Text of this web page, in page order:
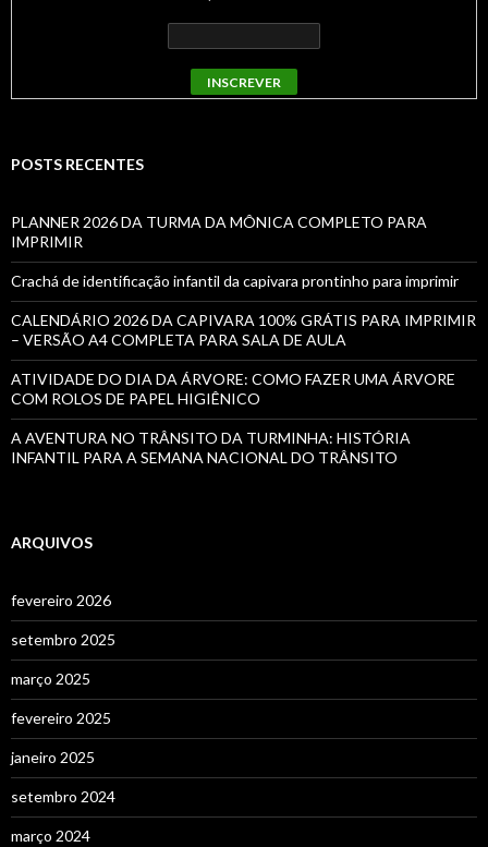
POSTS RECENTES
PLANNER 2026 DA TURMA DA MÔNICA COMPLETO PARA
IMPRIMIR
Crachá de identificação infantil da capivara prontinho para imprimir
CALENDÁRIO 2026 DA CAPIVARA 100% GRÁTIS PARA IMPRIMIR
– VERSÃO A4 COMPLETA PARA SALA DE AULA
ATIVIDADE DO DIA DA ÁRVORE: COMO FAZER UMA ÁRVORE
COM ROLOS DE PAPEL HIGIÊNICO
A AVENTURA NO TRÂNSITO DA TURMINHA: HISTÓRIA
INFANTIL PARA A SEMANA NACIONAL DO TRÂNSITO
ARQUIVOS
fevereiro 2026
setembro 2025
março 2025
fevereiro 2025
janeiro 2025
setembro 2024
março 2024